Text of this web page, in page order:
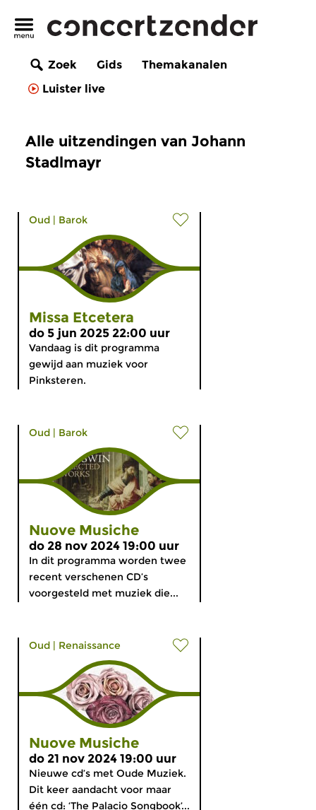
Zoek Gids
Themakanalen
Luister live
Alle uitzendingen van Johann
Stadlmayr
Oud | Barok
Missa Etcetera
do 5 jun 2025 22:00 uur
Vandaag is dit programma
gewijd aan muziek voor
Pinksteren.
Oud | Barok
Nuove Musiche
do 28 nov 2024 19:00 uur
In dit programma worden twee
recent verschenen CD’s
voorgesteld met muziek die...
Oud | Renaissance
Nuove Musiche
do 21 nov 2024 19:00 uur
Nieuwe cd’s met Oude Muziek.
Dit keer aandacht voor maar
één cd: ‘The Palacio Songbook’...